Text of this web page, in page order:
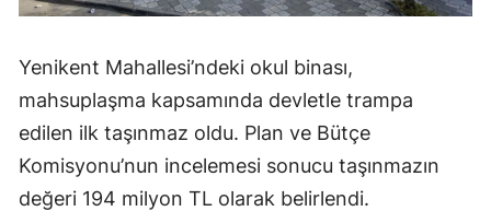
Yenikent Mahallesi’ndeki okul binası,
mahsuplaşma kapsamında devletle trampa
edilen ilk taşınmaz oldu. Plan ve Bütçe
Komisyonu’nun incelemesi sonucu taşınmazın
değeri 194 milyon TL olarak belirlendi.